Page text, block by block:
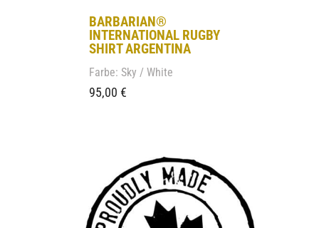
BARBARIAN®
INTERNATIONAL RUGBY
SHIRT ARGENTINA
Farbe: Sky / White
95,00 €